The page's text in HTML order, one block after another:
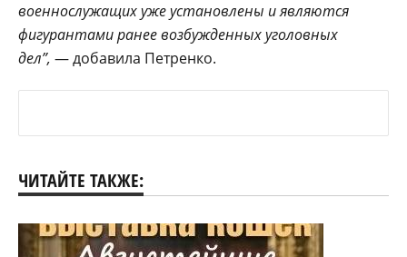
военнослужащих уже установлены и являются
фигурантами ранее возбужденных уголовных
дел”, — добавила Петренко.
ЧИТАЙТЕ ТАКЖЕ: